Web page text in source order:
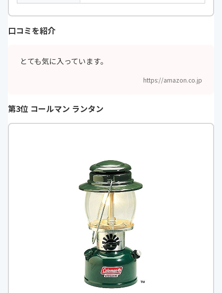
口コミを紹介
とても気に入っています。
https://amazon.co.jp
第3位 コールマン ランタン